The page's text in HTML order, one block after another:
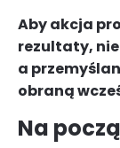
Aby akcja
rezultaty,
a
obraną
Na